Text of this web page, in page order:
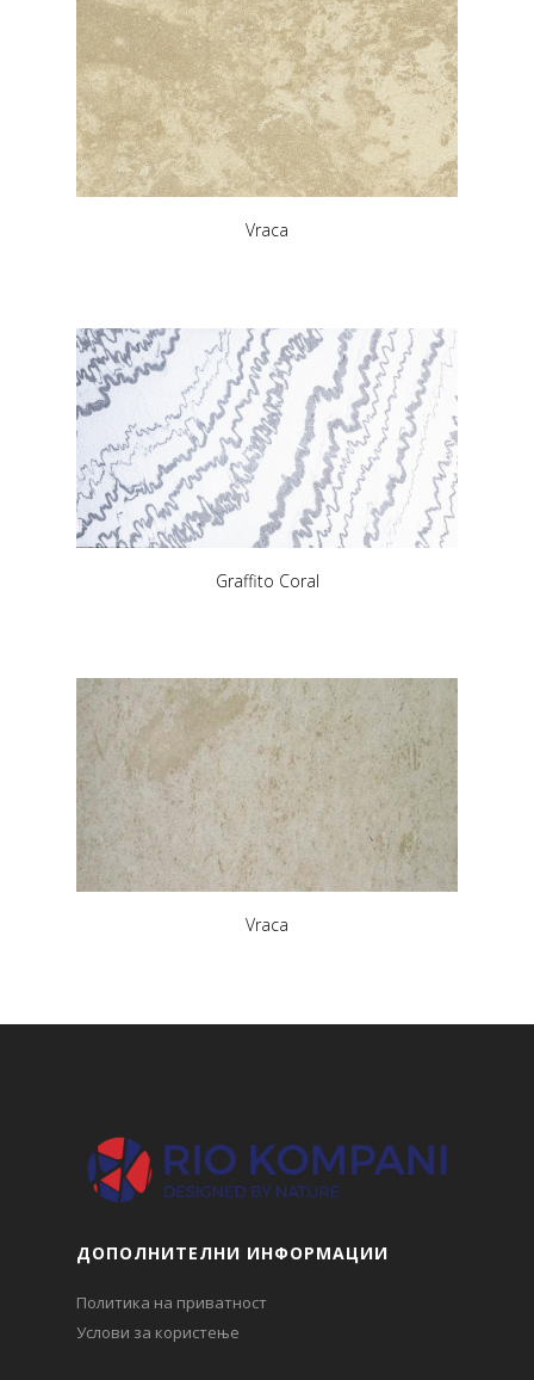
Vraca
Graffito Coral
Vraca
ДОПОЛНИТЕЛНИ ИНФОРМАЦИИ
Политика на приватност
Услови за користење